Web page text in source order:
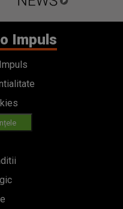
Impuls